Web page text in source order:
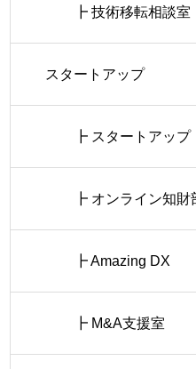
┣ 技術移転相談室
スタートアップ
┣ スタートアップ
┣ オンライン知財
┣ Amazing DX
┣ M&A支援室